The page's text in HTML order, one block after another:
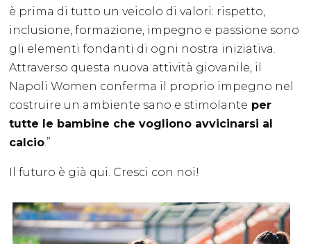
è prima di tutto un veicolo di valori: rispetto,
inclusione, formazione, impegno e passione sono
gli elementi fondanti di ogni nostra iniziativa.
Attraverso questa nuova attività giovanile, il
Napoli Women conferma il proprio impegno nel
costruire un ambiente sano e stimolante per
tutte le bambine che vogliono avvicinarsi al
calcio.”
Il futuro è già qui. Cresci con noi!